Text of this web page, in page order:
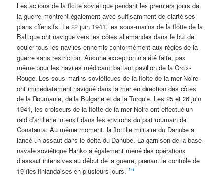
Les actions de la flotte soviétique pendant les premiers jours de
la guerre montrent également avec suffisamment de clarté ses
plans offensifs. Le 22 juin 1941, les sous-marins de la flotte de la
Baltique ont navigué vers les côtes allemandes dans le but de
couler tous les navires ennemis conformément aux règles de la
guerre sans restriction. Aucune exception n’a été faite, pas
même pour les navires médicaux battant pavillon de la Croix-
Rouge. Les sous-marins soviétiques de la flotte de la mer Noire
ont immédiatement navigué dans la mer en direction des côtes
de la Roumanie, de la Bulgarie et de la Turquie. Les 25 et 26 juin
1941, les croiseurs de la flotte de la mer Noire ont effectué un
raid d’artillerie intensif dans les environs du port roumain de
Constanta. Au même moment, la flottille militaire du Danube a
lancé un assaut dans le delta du Danube. La garnison de la base
navale soviétique Hanko a également mené des opérations
d’assaut intensives au début de la guerre, prenant le contrôle de
19 îles finlandaises en plusieurs jours. 16